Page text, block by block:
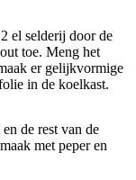
el selderij door de
toe. Meng het
er gelijkvormige
in de koelkast.
de rest van de
met peper en